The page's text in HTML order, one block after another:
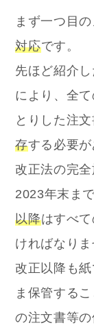
まず一つ目の
対応です。
先ほど紹介
により、全
とりした注
存する必要が
改正法の完
2023年末ま
以降はすべ
ければなりま
改正以降も
ま保管する
の注文書等